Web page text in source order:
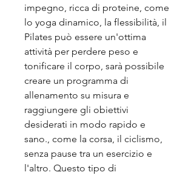
impegno, ricca di proteine, come
lo yoga dinamico, la flessibilità, il
Pilates può essere un'ottima
attività per perdere peso e
tonificare il corpo, sarà possibile
creare un programma di
allenamento su misura e
raggiungere gli obiettivi
desiderati in modo rapido e
sano., come la corsa, il ciclismo,
senza pause tra un esercizio e
l'altro. Questo tipo di